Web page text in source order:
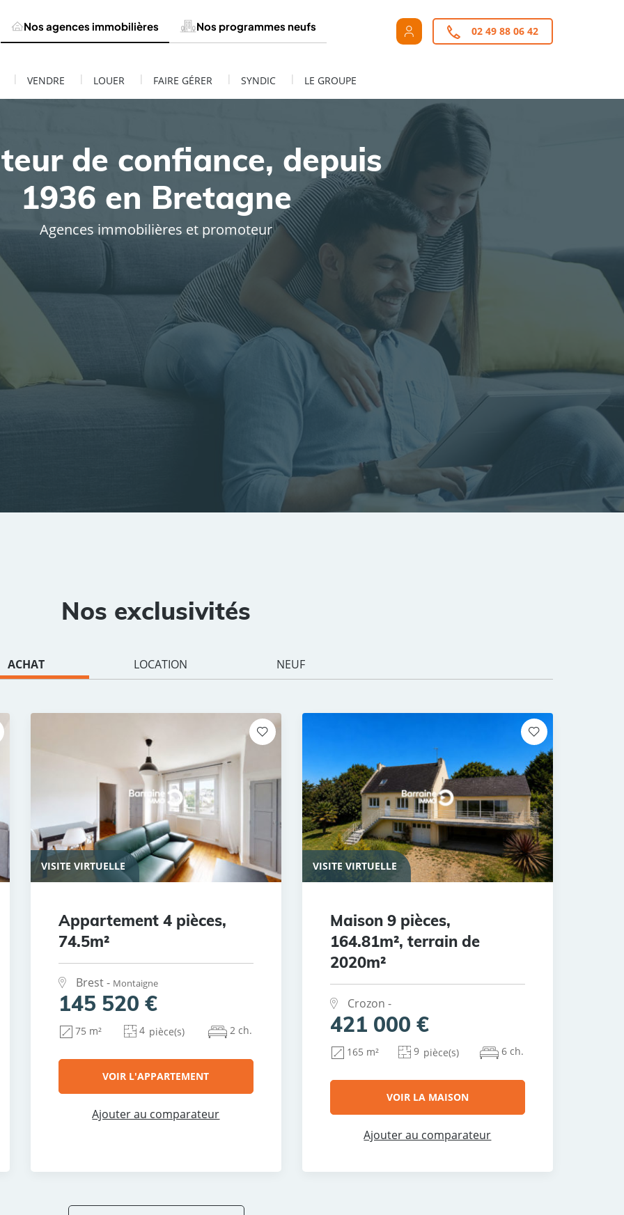
Nos agences immobilières Nos programmes neufs 02 49 88 06 42
| VENDRE | LOUER | FAIRE GÉRER | SYNDIC | LE GROUPE
de confiance, depuis
1936 en Bretagne
Agences immobilières et promoteur
ESTIMATION DE MON BIEN
Rayon Budget
Nos exclusivités
ACHAT LOCATION NEUF
VISITE VIRTUELLE
Appartement 4 pièces,
74.5m²
Brest - Montaigne
145 520 €
75 m² 4 pièce(s) 2 ch.
VOIR L'APPARTEMENT
Ajouter au comparateur
VISITE VIRTUELLE
Maison 9 pièces,
164.81m², terrain de
2020m²
Crozon -
421 000 €
165 m² 9 pièce(s) 6 ch.
VOIR LA MAISON
Ajouter au comparateur